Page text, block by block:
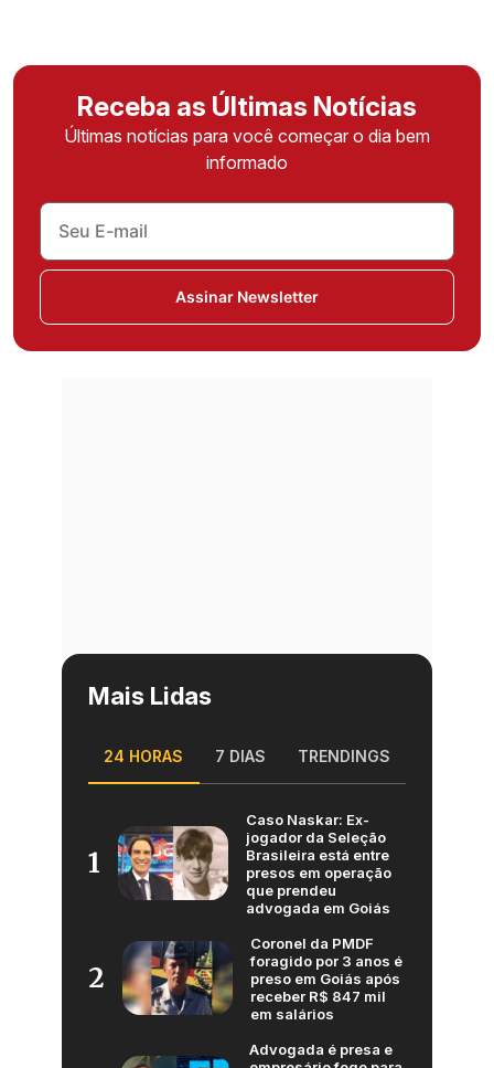
Receba as Últimas Notícias
Últimas notícias para você começar o dia bem
informado
Assinar Newsletter
Mais Lidas
24 HORAS 7 DIAS TRENDINGS
1
Caso Naskar: Ex-
jogador da Seleção
Brasileira está entre
presos em operação
que prendeu
advogada em Goiás
2
Coronel da PMDF
foragido por 3 anos é
preso em Goiás após
receber R$ 847 mil
em salários
Advogada é presa e